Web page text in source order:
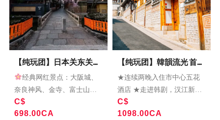
【纯玩团】日本关东关西
纯玩6天
经典网红景点：大阪城、
奈良神风、金寺、富士山五
合目等。
店，感受地道日式服务
C$
698.00CA
【纯玩团】韓韻流光 首爾
5日純玩沉浸之旅
★连续两晚入住市中心五花
酒店 ★走进韩剧，汉江新都
市 金光水路 Laveniche (韩剧”
爱丽丝 Alice”拍摄地)＋【恩
C$
1098.00CA